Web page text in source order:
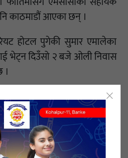
काठमाडौं आएका छन् ।
होटल पुगेकी सुमार एमालेका
भेट्न दिउँसो २ बजे ओली निवास
भेटको समय निर्धारण भएको
बताएको छ । तर, ओली
भने नहुने सचिवालयले